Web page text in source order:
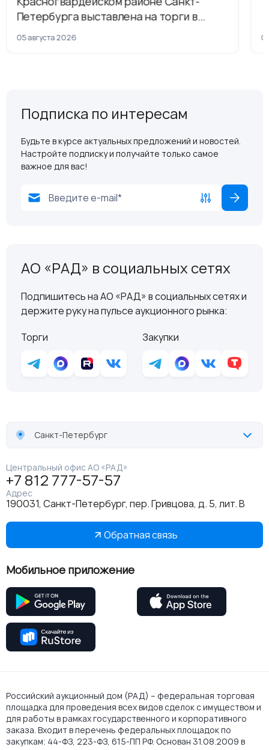
Петербурга выставлена на торги в
рамках приватизации
05 августа 2026
Подписка по интересам
Будьте в курсе актуальных предложений и новостей.
Настройте подписку и получайте только самое
важное для вас!
АО «РАД» в социальных сетях
Подпишитесь на АО «РАД» в социальных сетях и
держите руку на пульсе аукционного рынка:
Торги
Закупки
Санкт-Петербург
Центральный офис АО «РАД»
+7 812 777-57-57
Адрес
190031, Санкт-Петербург, пер. Гривцова, д. 5, лит. В
Обратная связь
Мобильное приложение
Российский аукционный дом (РАД) – федеральная торговая
площадка для проведения всех видов сделок с имуществом и
для работы в рамках государственного и корпоративного
заказа. Входит в перечень федеральных площадок по
закупкам: 44-ФЗ, 223-ФЗ, 615-ПП РФ. Основан 31.08.2009 в